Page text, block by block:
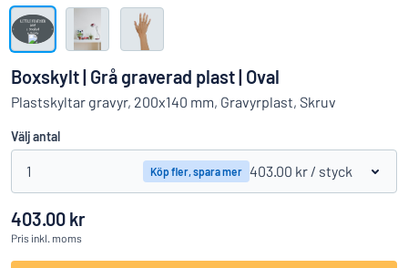
Hittar du inte det du söker? Börja designa din skylt
Visa alla kategorier
Logga
in
Kundservice
Privatperson Företag
Boxskylt | Grå graverad plast | Oval
Plastskyltar gravyr, 200x140 mm, Gravyrplast, Skruv
Välj antal
1 Köp fler, spara mer 403.00 kr / styck
403.00 kr
Pris inkl. moms